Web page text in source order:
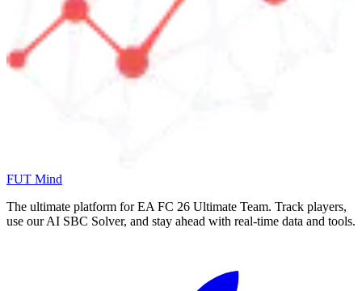
FUT Mind
The ultimate platform for EA FC 26 Ultimate Team. Track players,
use our AI SBC Solver, and stay ahead with real-time data and tools.